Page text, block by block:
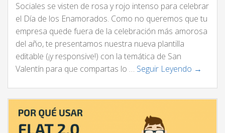
Sociales se visten de rosa y rojo intenso para celebrar
el Día de los Enamorados. Como no queremos que tu
empresa quede fuera de la celebración más amorosa
del año, te presentamos nuestra nueva plantilla
editable (¡y responsive!) con la temática de San
Valentín para que compartas lo … Seguir Leyendo →